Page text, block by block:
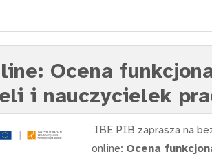
Ocena
i nauczycielek
IBE PIB zaprasza na
online: Ocena